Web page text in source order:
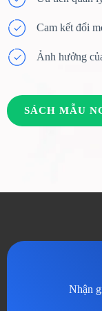
Cam kết đổi
Ảnh hưởng
SÁCH MẪU
Nhận